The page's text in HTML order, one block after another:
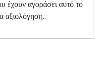
έχουν αγοράσει αυτό το
αξιολόγηση.